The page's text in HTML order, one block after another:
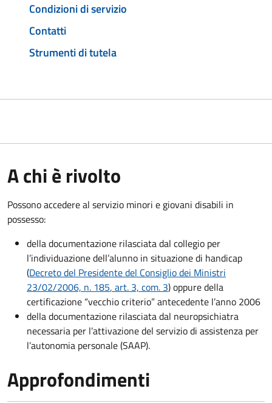
Condizioni di servizio
Contatti
Strumenti di tutela
A chi è rivolto
Possono accedere al servizio minori e giovani disabili in
possesso:
della documentazione rilasciata dal collegio per
l’individuazione dell’alunno in situazione di handicap
(Decreto del Presidente del Consiglio dei Ministri
23/02/2006, n. 185, art. 3, com. 3) oppure della
certificazione “vecchio criterio” antecedente l’anno 2006
della documentazione rilasciata dal neuropsichiatra
necessaria per l’attivazione del servizio di assistenza per
l’autonomia personale (SAAP).
Approfondimenti